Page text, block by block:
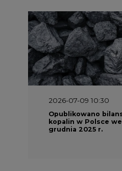
2026-07-09 10:30
Opublikowano
kopalin w Polsce
grudnia 2025 r.